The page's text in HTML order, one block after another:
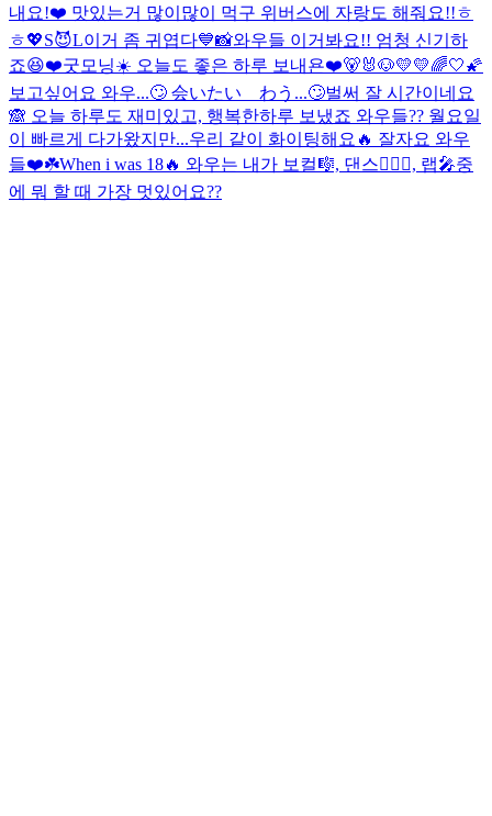
내요!❤️ 맛있는거 많이많이 먹구 위버스에 자랑도 해줘요!!ㅎ
ㅎ💖S😈L이거 좀 귀엽다💙📸와우들 이거봐요!! 엄청 신기하
죠😆❤️굿모닝☀️ 오늘도 좋은 하루 보내욘❤️🐻🐰🐶💛💛🌈🤍🌠
보고싶어요 와우...🙄 会いたい わう...🙄벌써 잘 시간이네요
🙈 오늘 하루도 재미있고, 행복한하루 보냈죠 와우들?? 월요일
이 빠르게 다가왔지만...우리 같이 화이팅해요🔥 잘자요 와우
들❤️☘️When i was 18🔥 와우는 내가 보컬🎼, 댄스🧍🏻‍♀️, 랩🎤중
에 뭐 할 때 가장 멋있어요??